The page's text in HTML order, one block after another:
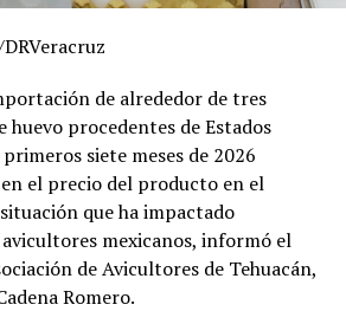
de profesores ha manifestado
el proceso de revisión, al
podrían afectar
de la institución.
testimonios, el grupo identificado
UPAV, integrado
Sánchez Ramos, Mauricio
de alrededor de tres
huevo procedentes de Estados
siete meses de 2026
el precio del producto en el
que ha impactado
mexicanos, informó el
de Avicultores de Tehuacán,
Romero.